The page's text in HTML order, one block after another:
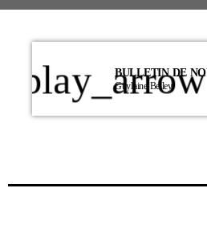
play_arrow
Guylaine Belley